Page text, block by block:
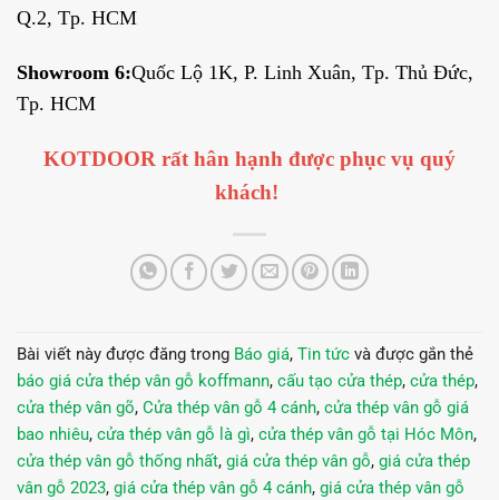
Q.2, Tp. HCM
Showroom 6:Quốc Lộ 1K, P. Linh Xuân, Tp. Thủ Đức,
Tp. HCM
KOTDOOR rất hân hạnh được phục vụ quý
khách!
Bài viết này được đăng trong Báo giá, Tin tức và được gắn thẻ
báo giá cửa thép vân gỗ koffmann, cấu tạo cửa thép, cửa thép,
cửa thép vân gõ, Cửa thép vân gỗ 4 cánh, cửa thép vân gỗ giá
bao nhiêu, cửa thép vân gỗ là gì, cửa thép vân gỗ tại Hóc Môn,
cửa thép vân gỗ thống nhất, giá cửa thép vân gỗ, giá cửa thép
vân gỗ 2023, giá cửa thép vân gỗ 4 cánh, giá cửa thép vân gỗ